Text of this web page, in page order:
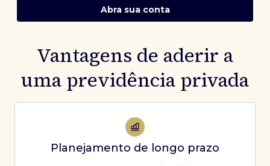
Abra sua conta
Vantagens de aderir a
uma previdência privada
Planejamento de longo prazo